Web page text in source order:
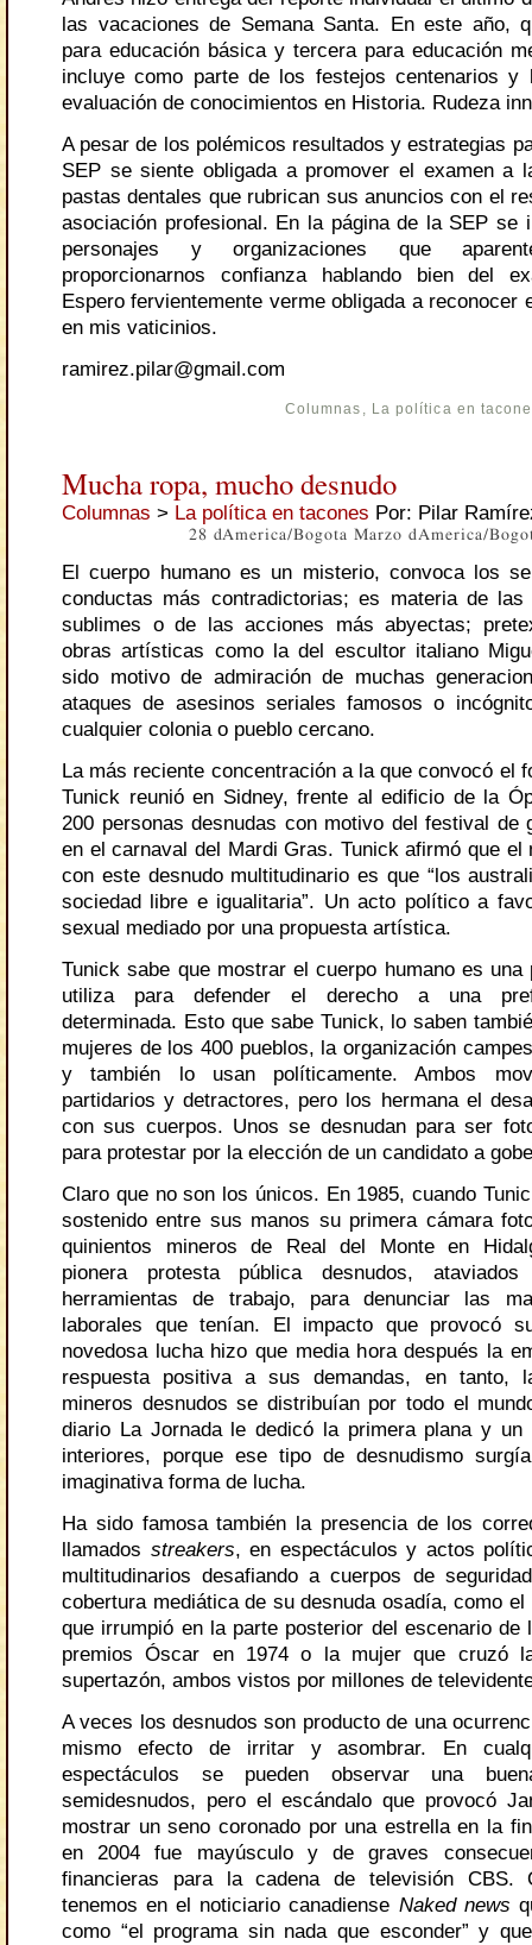
las vacaciones de Semana Santa. En este año,
para educación básica y tercera para educación
incluye como parte de los festejos centenarios y
evaluación de conocimientos en Historia. Rudeza
A pesar de los polémicos resultados y estrategias
SEP se siente obligada a promover el examen a
pastas dentales que rubrican sus anuncios con el
asociación profesional. En la página de la SEP se
personajes y organizaciones que
proporcionarnos confianza hablando bien del
Espero fervientemente verme obligada a reconocer
en mis vaticinios.
ramirez.pilar@gmail.com
Columnas , La política en
Mucha ropa, mucho desnudo
Columnas > La política en tacones Por: Pilar
28 dAmerica/Bogota Marzo dAmerica/
El cuerpo humano es un misterio, convoca los
conductas más contradictorias; es materia de las
sublimes o de las acciones más abyectas;
obras artísticas como la del escultor italiano
sido motivo de admiración de muchas
ataques de asesinos seriales famosos o
cualquier colonia o pueblo cercano.
La más reciente concentración a la que convocó el
Tunick reunió en Sidney, frente al edificio de la
200 personas desnudas con motivo del festival de
en el carnaval del Mardi Gras. Tunick afirmó que el
con este desnudo multitudinario es que “los
sociedad libre e igualitaria”. Un acto político a
sexual mediado por una propuesta artística.
Tunick sabe que mostrar el cuerpo humano es
utiliza para defender el derecho a una
determinada. Esto que sabe Tunick, lo saben
mujeres de los 400 pueblos, la organización
y también lo usan políticamente. Ambos
partidarios y detractores, pero los hermana el
con sus cuerpos. Unos se desnudan para ser
para protestar por la elección de un candidato a
Claro que no son los únicos. En 1985, cuando
sostenido entre sus manos su primera cámara
quinientos mineros de Real del Monte en
pionera protesta pública desnudos,
herramientas de trabajo, para denunciar las
laborales que tenían. El impacto que provocó
novedosa lucha hizo que media hora después la
respuesta positiva a sus demandas, en tanto,
mineros desnudos se distribuían por todo el
diario La Jornada le dedicó la primera plana y un
interiores, porque ese tipo de desnudismo
imaginativa forma de lucha.
Ha sido famosa también la presencia de los
llamados streakers, en espectáculos y actos
multitudinarios desafiando a cuerpos de
cobertura mediática de su desnuda osadía, como el
que irrumpió en la parte posterior del escenario de
premios Óscar en 1974 o la mujer que cruzó
supertazón, ambos vistos por millones de
A veces los desnudos son producto de una
mismo efecto de irritar y asombrar. En
espectáculos se pueden observar una
semidesnudos, pero el escándalo que provocó
mostrar un seno coronado por una estrella en la
en 2004 fue mayúsculo y de graves
financieras para la cadena de televisión CBS.
tenemos en el noticiario canadiense Naked news
como “el programa sin nada que esconder” y